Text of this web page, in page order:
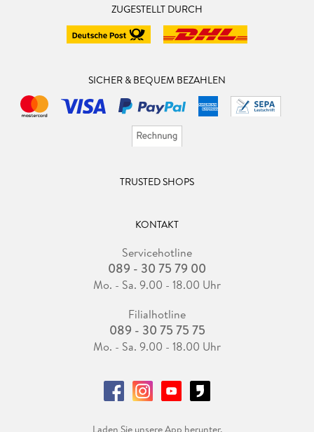
ZUGESTELLT DURCH
SICHER & BEQUEM BEZAHLEN
TRUSTED SHOPS
KONTAKT
Servicehotline
089 - 30 75 79 00
Mo. - Sa. 9.00 - 18.00 Uhr
Filialhotline
089 - 30 75 75 75
Mo. - Sa. 9.00 - 18.00 Uhr
Laden Sie unsere App herunter.